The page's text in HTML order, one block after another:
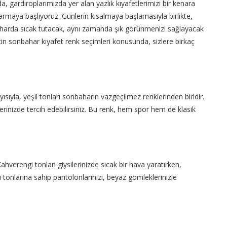
gardıroplarımızda yer alan yazlık kıyafetlerimizi bir kenara
başlıyoruz. Günlerin kısalmaya başlamasıyla birlikte,
sıcak tutacak, aynı zamanda şık görünmenizi sağlayacak
sonbahar kıyafet renk seçimleri konusunda, sizlere birkaç
yeşil tonları sonbaharın vazgeçilmez renklerinden biridir.
tercih edebilirsiniz. Bu renk, hem spor hem de klasik
tonları giysilerinizde sıcak bir hava yaratırken,
sahip pantolonlarınızı, beyaz gömleklerinizle